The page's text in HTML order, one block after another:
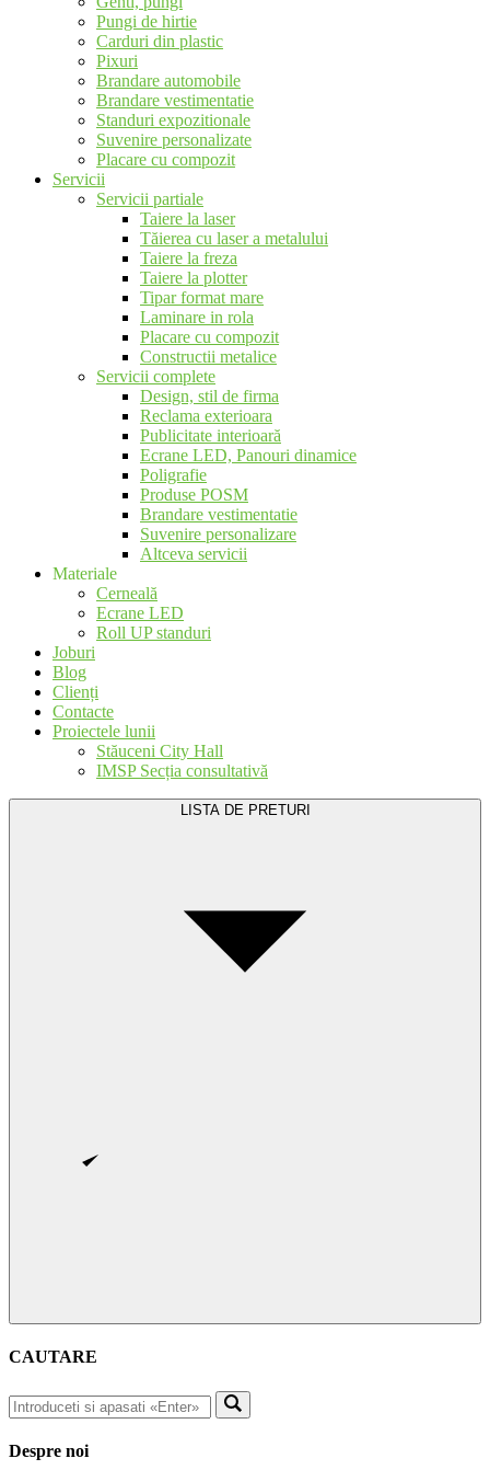
Pungi de hirtie
Carduri din plastic
Pixuri
Brandare automobile
Brandare vestimentatie
Standuri expozitionale
Suvenire personalizate
Placare cu compozit
Servicii
Servicii partiale
Taiere la laser
Tăierea cu laser a metalului
Taiere la freza
Taiere la plotter
Tipar format mare
Laminare in rola
Placare cu compozit
Constructii metalice
Servicii complete
Design, stil de firma
Reclama exterioara
Publicitate interioară
Ecrane LED, Panouri dinamice
Poligrafie
Produse POSM
Brandare vestimentatie
Suvenire personalizare
Altceva servicii
Materiale
Cerneală
Ecrane LED
Roll UP standuri
Joburi
Blog
Clienți
Contacte
Proiectele lunii
Stăuceni City Hall
IMSP Secția consultativă
LISTA DE PRETURI
CAUTARE
Despre noi